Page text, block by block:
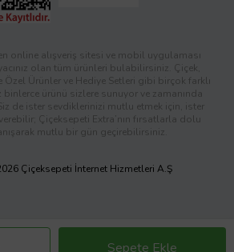
Sepete Ekle
online alışveriş sitesi ve mobil uygulaması
olan tüm ürünleri bulabilirsiniz. Çiçek,
Özel Ürünler ve Hediye Setleri gibi birçok farklı
binlerce ürünü sizlere sunuyor ve zamanında
de ister sevdiklerinizi mutlu etmek için, ister
Çiçeksepeti Extra’nın fırsatlarla dolu
mutlu bir gün geçirebilirsiniz.
Çiçeksepeti İnternet Hizmetleri A.Ş